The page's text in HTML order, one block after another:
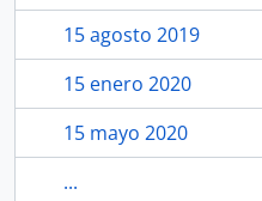
15 agosto 2019
15 enero 2020
15 mayo 2020
...